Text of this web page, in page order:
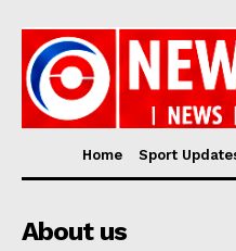
Home Sport
About us